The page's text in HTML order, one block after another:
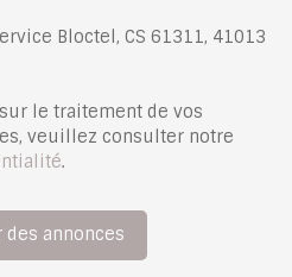
Bloctel, CS 61311, 41013
le traitement de vos
veuillez consulter notre
.
des annonces